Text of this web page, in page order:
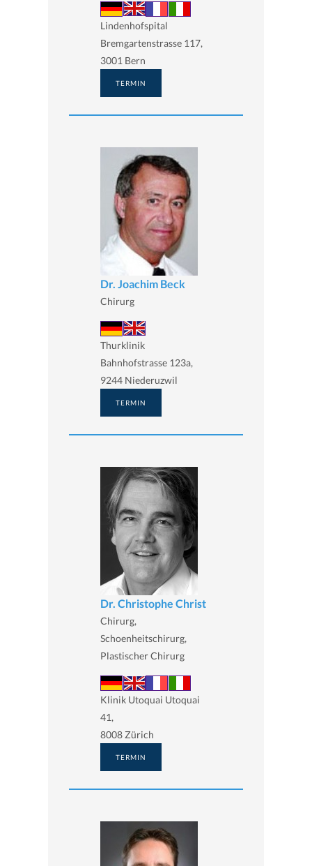
Lindenhofspital
Bremgartenstrasse 117,
3001 Bern
TERMIN
Dr. Joachim Beck
Chirurg
Thurklinik
Bahnhofstrasse 123a,
9244 Niederuzwil
TERMIN
Dr. Christophe Christ
Chirurg,
Schoenheitschirurg,
Plastischer Chirurg
Klinik Utoquai Utoquai
41,
8008 Zürich
TERMIN